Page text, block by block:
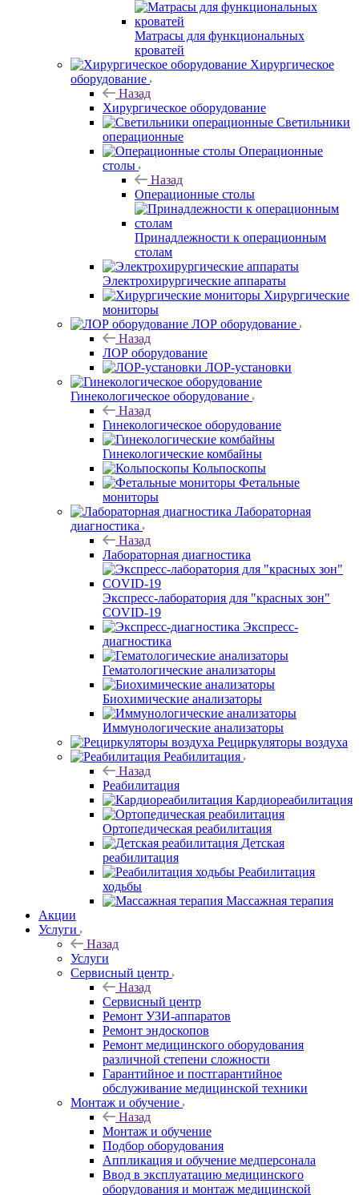
Матрасы для функциональных
кроватей
Хирургическое
оборудование
Назад
Хирургическое оборудование
Светильники
операционные
Операционные
столы
Назад
Операционные столы
Принадлежности к операционным
столам
Электрохирургические аппараты
Хирургические
мониторы
ЛОР оборудование
Назад
ЛОР оборудование
ЛОР-установки
Гинекологическое оборудование
Назад
Гинекологическое оборудование
Гинекологические комбайны
Кольпоскопы
Фетальные
мониторы
Лабораторная
диагностика
Назад
Лабораторная диагностика
Экспресс-лаборатория для "красных зон"
COVID-19
Экспресс-
диагностика
Гематологические анализаторы
Биохимические анализаторы
Иммунологические анализаторы
Рециркуляторы воздуха
Реабилитация
Назад
Реабилитация
Кардиореабилитация
Ортопедическая реабилитация
Детская
реабилитация
Реабилитация
ходьбы
Массажная терапия
Акции
Услуги
Назад
Услуги
Сервисный центр
Назад
Сервисный центр
Ремонт УЗИ-аппаратов
Ремонт эндоскопов
Ремонт медицинского оборудования
различной степени сложности
Гарантийное и постгарантийное
обслуживание медицинской техники
Монтаж и обучение
Назад
Монтаж и обучение
Подбор оборудования
Аппликация и обучение медперсонала
Ввод в эксплуатацию медицинского
оборудования и монтаж медицинской